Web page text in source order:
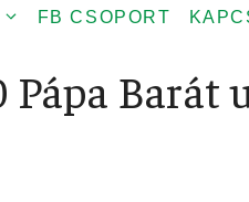
FB CSOPORT
Barát